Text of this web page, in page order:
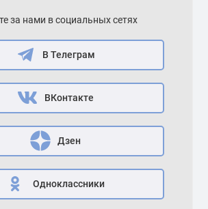
за нами в социальных сетях
В Телеграм
ВКонтакте
Дзен
Одноклассники